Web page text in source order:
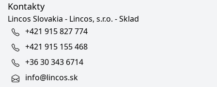
Kontakty
Lincos Slovakia - Lincos, s.r.o. - Sklad
+421 915 827 774
+421 915 155 468
+36 30 343 6714
info@lincos.sk